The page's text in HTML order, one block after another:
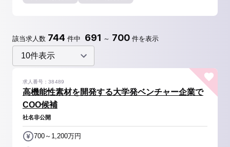
該当求人数 744 件中 691 ～ 700 件を表示
高機能性素材を開発する大学発ベンチャー企業で
COO候補
求人番号：38489
社名非公開
700～1,200万円